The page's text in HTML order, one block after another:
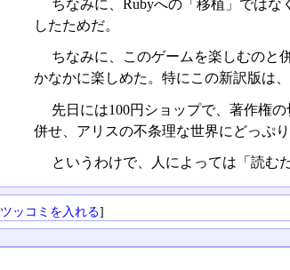
ちなみに、Rubyへの「移植」では
したためだ。
ちなみに、このゲームを楽しむのと
かなかに楽しめた。特にこの新訳版は
先日には100円ショップで、著作権
併せ、アリスの不条理な世界にどっぷ
というわけで、人によっては「読む
ツッコミを入れる]